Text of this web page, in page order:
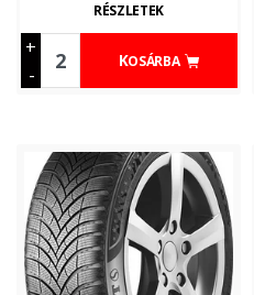
+
-
KOSÁRBA
RÉSZLETEK